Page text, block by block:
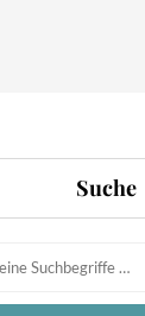
Suche